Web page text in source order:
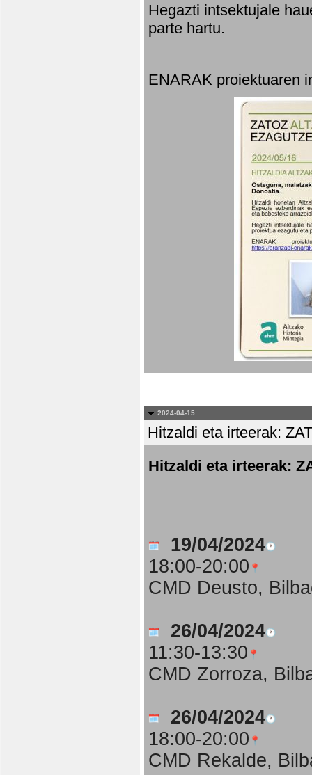
Hegazti intsektujale
parte hartu.
ENARAK proiektuaren
2024-04-15
Hitzaldi eta irteerak:
Hitzaldi eta irteerak:
19/04/2024
18:00-20:00
CMD Deusto,
26/04/2024
11:30-13:30
CMD Zorroza,
26/04/2024
18:00-20:00
CMD Rekalde,